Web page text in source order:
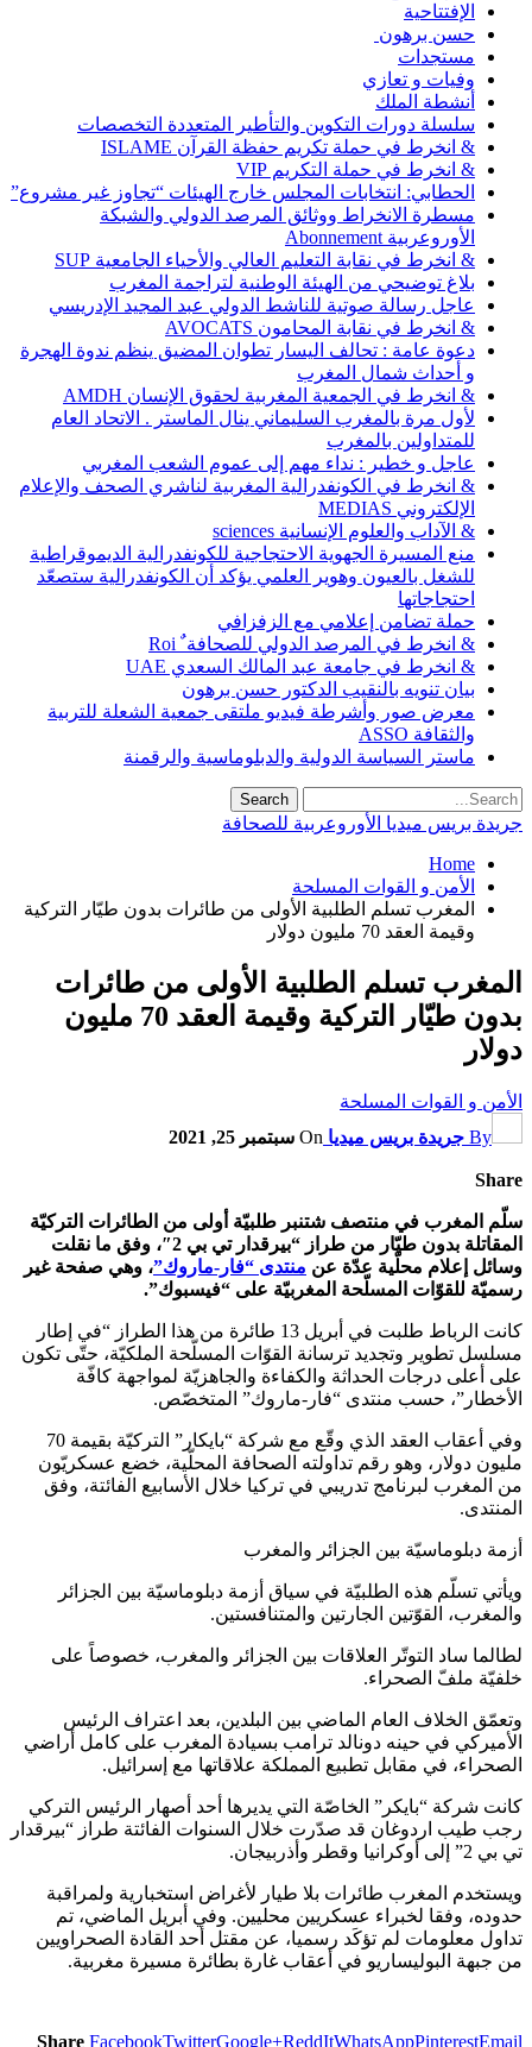
الإفتتاحية
حسن برهون
مستجدات
وفيات و تعازي
أنشطة الملك
سلسلة دورات التكوين والتأطير المتعددة التخصصات
& انخرط في حملة تكريم حفظة القرآن ISLAME
& انخرط في حملة التكريم VIP
الحطابي: انتخابات المجلس خارج الهيئات “تجاوز غير مشروع”
مسطرة الانخراط ووثائق المرصد الدولي والشبكة
الأوروعربية Abonnement
& انخرط في نقابة التعليم العالي والأحياء الجامعية SUP
بلاغ توضيحي من الهيئة الوطنية لتراجمة المغرب
عاجل رسالة صوتية للناشط الدولي عبد المجيد الإدريسي
& انخرط في نقابة المحامون AVOCATS
دعوة عامة : تحالف اليسار تطوان المضيق ينظم ندوة الهجرة
و أحداث شمال المغرب
& انخرط في الجمعية المغربية لحقوق الإنسان AMDH
لأول مرة بالمغرب السليماني ينال الماستر . الاتحاد العام
للمتداولين بالمغرب
عاجل و خطير : نداء مهم إلى عموم الشعب المغربي
& انخرط في الكونفدرالية المغربية لناشري الصحف والإعلام
الإلكتروني MEDIAS
& الآداب والعلوم الإنسانية sciences
منع المسيرة الجهوية الاحتجاجية للكونفدرالية الديموقراطية
للشغل بالعيون وهوير العلمي يؤكد أن الكونفدرالية ستصعّد
احتجاجاتها
حملة تضامن إعلامي مع الزفزافي
& انخرط في المرصد الدولي للصحافة ٌ Roi
& انخرط في جامعة عبد المالك السعدي UAE
بيان تنويه بالنقيب الدكتور حسن برهون
معرض صور وأشرطة فيديو ملتقى جمعية الشعلة للتربية
والثقافة ASSO
ماستر السياسة الدولية والدبلوماسية والرقمنة
جريدة بريس ميديا الأوروعربية للصحافة
Home
الأمن و القوات المسلحة
المغرب تسلم الطلبية الأولى من طائرات بدون طيّار التركية
وقيمة العقد 70 مليون دولار
المغرب تسلم الطلبية الأولى من طائرات
بدون طيّار التركية وقيمة العقد 70 مليون
دولار
الأمن و القوات المسلحة
By جريدة بريس ميديا On سبتمبر 25, 2021
Share
سلّم المغرب في منتصف شتنبر طلبيّة أولى من الطائرات التركيّة
المقاتلة بدون طيّار من طراز “بيرقدار تي بي 2″، وفق ما نقلت
وسائل إعلام محلّية عدّة عن منتدى “فار-ماروك”، وهي صفحة غير
رسميّة للقوّات المسلّحة المغربيّة على “فيسبوك”.
كانت الرباط طلبت في أبريل 13 طائرة من هذا الطراز “في إطار
مسلسل تطوير وتجديد ترسانة القوّات المسلّحة الملكيّة، حتّى تكون
على أعلى درجات الحداثة والكفاءة والجاهزيّة لمواجهة كافّة
الأخطار”، حسب منتدى “فار-ماروك” المتخصّص.
وفي أعقاب العقد الذي وقّع مع شركة “بايكار” التركيّة بقيمة 70
مليون دولار، وهو رقم تداولته الصحافة المحلّية، خضع عسكريّون
من المغرب لبرنامج تدريبي في تركيا خلال الأسابيع الفائتة، وفق
المنتدى.
أزمة دبلوماسيّة بين الجزائر والمغرب
ويأتي تسلّم هذه الطلبيّة في سياق أزمة دبلوماسيّة بين الجزائر
والمغرب، القوّتين الجارتين والمتنافستين.
لطالما ساد التوتّر العلاقات بين الجزائر والمغرب، خصوصاً على
خلفيّة ملفّ الصحراء.
وتعمّق الخلاف العام الماضي بين البلدين، بعد اعتراف الرئيس
الأميركي في حينه دونالد ترامب بسيادة المغرب على كامل أراضي
الصحراء، في مقابل تطبيع المملكة علاقاتها مع إسرائيل.
كانت شركة “بايكر” الخاصّة التي يديرها أحد أصهار الرئيس التركي
رجب طيب اردوغان قد صدّرت خلال السنوات الفائتة طراز “بيرقدار
تي بي 2” إلى أوكرانيا وقطر وأذربيجان.
ويستخدم المغرب طائرات بلا طيار لأغراض استخبارية ولمراقبة
حدوده، وفقا لخبراء عسكريين محليين. وفي أبريل الماضي، تم
تداول معلومات لم تؤكَد رسميا، عن مقتل أحد القادة الصحراويين
من جبهة البوليساريو في أعقاب غارة بطائرة مسيرة مغربية.
Share FacebookTwitterGoogle+ReddItWhatsAppPinterestEmail